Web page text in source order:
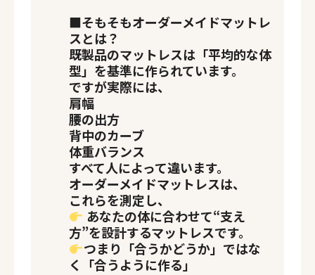
■そもそもオーダーメイドマットレ
スとは？
既製品のマットレスは「平均的な体
型」を基準に作られています。
ですが実際には、
肩幅
腰の出方
背中のカーブ
体重バランス
すべて人によって違います。
オーダーメイドマットレスは、
これらを測定し、
あなたの体に合わせて“支え
方”を設計するマットレスです。
つまり 「合うかどうか」ではな
く「合うように作る」